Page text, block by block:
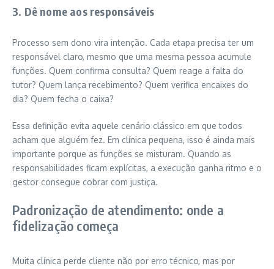
3. Dê nome aos responsáveis
Processo sem dono vira intenção. Cada etapa precisa ter um
responsável claro, mesmo que uma mesma pessoa acumule
funções. Quem confirma consulta? Quem reage a falta do
tutor? Quem lança recebimento? Quem verifica encaixes do
dia? Quem fecha o caixa?
Essa definição evita aquele cenário clássico em que todos
acham que alguém fez. Em clínica pequena, isso é ainda mais
importante porque as funções se misturam. Quando as
responsabilidades ficam explícitas, a execução ganha ritmo e o
gestor consegue cobrar com justiça.
Padronização de atendimento: onde a
fidelização começa
Muita clínica perde cliente não por erro técnico, mas por